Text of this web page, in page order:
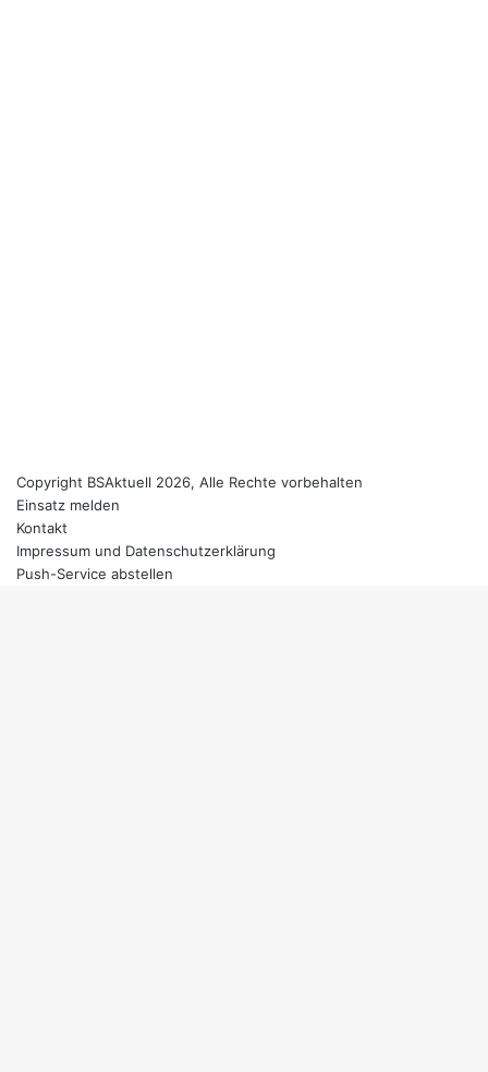
Copyright BSAktuell 2026, Alle Rechte vorbehalten
Einsatz melden
Kontakt
Impressum und Datenschutzerklärung
Push-Service abstellen